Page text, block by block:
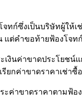
จทก์ซึ่งเป็นบริษัทผู้ใ
ต่คำขอท้ายฟ้องโจท
เงินค่าขาดประโยช
รียกค่าขาดราคาเช่า
ะค่าขาดราคาตามฟ้อ